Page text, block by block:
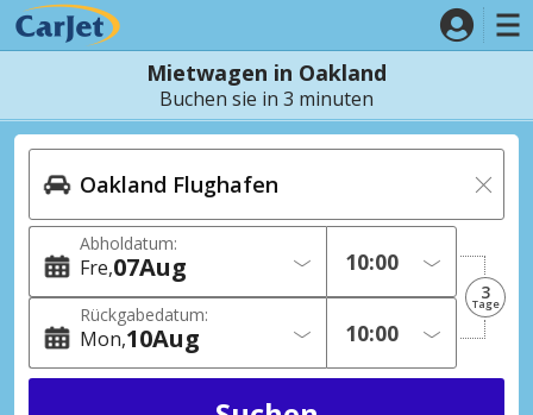
Mietwagen in Oakland
Buchen sie in 3 minuten
Abholdatum:
Fre 07Aug
Rückgabedatum:
Mon 10Aug
3
Tage